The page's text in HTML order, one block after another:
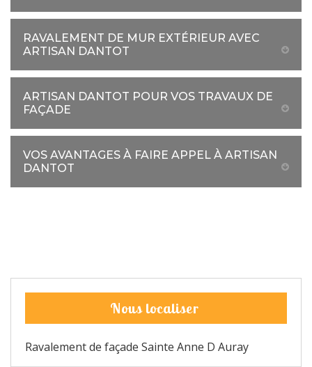
RAVALEMENT DE MUR EXTÉRIEUR AVEC
ARTISAN DANTOT
ARTISAN DANTOT POUR VOS TRAVAUX DE
FAÇADE
VOS AVANTAGES À FAIRE APPEL À ARTISAN
DANTOT
Nous localiser
Ravalement de façade Sainte Anne D Auray